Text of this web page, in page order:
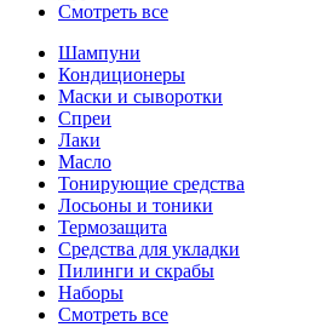
Смотреть все
Шампуни
Кондиционеры
Маски и сыворотки
Спреи
Лаки
Масло
Тонирующие средства
Лосьоны и тоники
Термозащита
Средства для укладки
Пилинги и скрабы
Наборы
Смотреть все